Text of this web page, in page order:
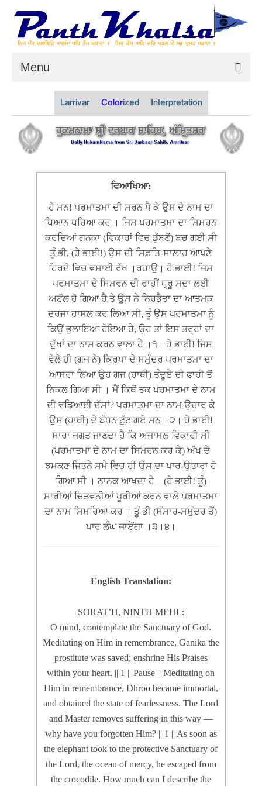
Menu
HukamNama
On This Day
Khalsa Rehat
How Sikh Scribes & Publishers
Distorted Gurbani
Detailed Vichaar on Mangal Prabandh
of Gurbani
ਤੁਸੀਂ ਆਪ ਪੜ੍ਹ ਕੇ ਦੱਸਿਉ ਕਿ ਕੀ ਇਹ ਭਗੌੜਾਪਣ
ਹੈ ਜਾਂ ਯੁੱਧਨੀਤੀ!
Larrivar Colorized Interpretation
ਵਿਆਖਿਆ:
ਹੇ ਮਨ! ਪਰਮਾਤਮਾ ਦੀ ਸਰਨ ਪੈ ਕੇ ਉਸ ਦੇ ਨਾਮ ਦਾ
ਧਿਆਨ ਧਰਿਆ ਕਰ । ਜਿਸ ਪਰਮਾਤਮਾ ਦਾ ਸਿਮਰਨ
ਕਰਦਿਆਂ ਗਨਕਾ (ਵਿਕਾਰਾਂ ਵਿਚ ਡੁੱਬਣੋਂ) ਬਚ ਗਈ ਸੀ
ਤੂੰ ਭੀ, (ਹੇ ਭਾਈ!) ਉਸ ਦੀ ਸਿਫ਼ਤਿ-ਸਾਲਾਹ ਆਪਣੇ
ਹਿਰਦੇ ਵਿਚ ਵਸਾਈ ਰੱਖ ।ਰਹਾਉ। ਹੇ ਭਾਈ! ਜਿਸ
ਪਰਮਾਤਮਾ ਦੇ ਸਿਮਰਨ ਦੀ ਰਾਹੀਂ ਧ੍ਰੂ ਸਦਾ ਲਈ
ਅਟੱਲ ਹੋ ਗਿਆ ਹੈ ਤੇ ਉਸ ਨੇ ਨਿਰਭੈਤਾ ਦਾ ਆਤਮਕ
ਦਰਜਾ ਹਾਸਲ ਕਰ ਲਿਆ ਸੀ, ਤੂੰ ਉਸ ਪਰਮਾਤਮਾ ਨੂੰ
ਕਿਉਂ ਭੁਲਾਇਆ ਹੋਇਆ ਹੈ, ਉਹ ਤਾਂ ਇਸ ਤਰ੍ਹਾਂ ਦਾ
ਦੁੱਖਾਂ ਦਾ ਨਾਸ ਕਰਨ ਵਾਲਾ ਹੈ ।੧। ਹੇ ਭਾਈ! ਜਿਸ
ਵੇਲੇ ਹੀ (ਗਜ ਨੇ) ਕਿਰਪਾ ਦੇ ਸਮੁੰਦਰ ਪਰਮਾਤਮਾ ਦਾ
ਆਸਰਾ ਲਿਆ ਉਹ ਗਜ (ਹਾਥੀ) ਤੰਦੂਏ ਦੀ ਫਾਹੀ ਤੋਂ
ਨਿਕਲ ਗਿਆ ਸੀ । ਮੈਂ ਕਿਥੋਂ ਤਕ ਪਰਮਾਤਮਾ ਦੇ ਨਾਮ
ਦੀ ਵਡਿਆਈ ਦੱਸਾਂ? ਪਰਮਾਤਮਾ ਦਾ ਨਾਮ ਉਚਾਰ ਕੇ
ਉਸ (ਹਾਥੀ) ਦੇ ਬੰਧਨ ਟੁੱਟ ਗਏ ਸਨ ।੨। ਹੇ ਭਾਈ!
ਸਾਰਾ ਜਗਤ ਜਾਣਦਾ ਹੈ ਕਿ ਅਜਾਮਲ ਵਿਕਾਰੀ ਸੀ
(ਪਰਮਾਤਮਾ ਦੇ ਨਾਮ ਦਾ ਸਿਮਰਨ ਕਰ ਕੇ) ਅੱਖ ਦੇ
ਝਮਕਣ ਜਿਤਨੇ ਸਮੇ ਵਿਚ ਹੀ ਉਸ ਦਾ ਪਾਰ-ਉਤਾਰਾ ਹੋ
ਗਿਆ ਸੀ । ਨਾਨਕ ਆਖਦਾ ਹੈ—(ਹੇ ਭਾਈ! ਤੂੰ)
ਸਾਰੀਆਂ ਚਿਤਵਨੀਆਂ ਪੂਰੀਆਂ ਕਰਨ ਵਾਲੇ ਪਰਮਾਤਮਾ
ਦਾ ਨਾਮ ਸਿਮਰਿਆ ਕਰ । ਤੂੰ ਭੀ (ਸੰਸਾਰ-ਸਮੁੰਦਰ ਤੋਂ)
ਪਾਰ ਲੰਘ ਜਾਏਂਗਾ ।੩।੪।
English Translation:
SORAT’H, NINTH MEHL:
O mind, contemplate the Sanctuary of God.
Meditating on Him in remembrance, Ganika the
prostitute was saved; enshrine His Praises
within your heart. || 1 || Pause || Meditating on
Him in remembrance, Dhroo became immortal,
and obtained the state of fearlessness. The Lord
and Master removes suffering in this way —
why have you forgotten Him? || 1 || As soon as
the elephant took to the protective Sanctuary of
the Lord, the ocean of mercy, he escaped from
the crocodile. How much can I describe the